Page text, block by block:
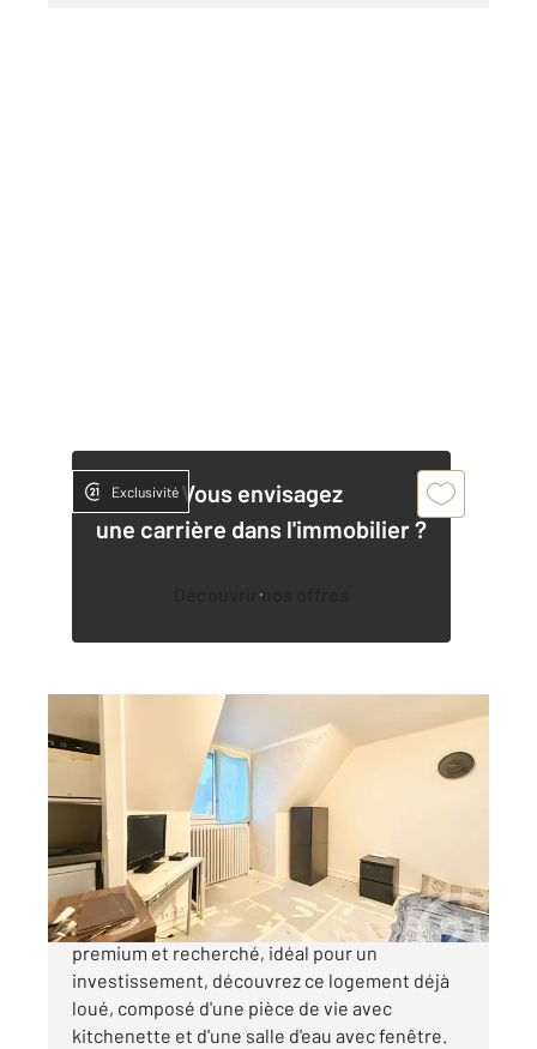
Vous envisagez
une carrière dans l'immobilier ?
Découvrir nos offres
Exclusivité
15,06 m
, 1 pièce
Appartement Studio à vendre
52 990 €
CHANTIERS NAVALS : Dans un secteur
premium et recherché, idéal pour un
investissement, découvrez ce logement déjà
loué, composé d'une pièce de vie avec
kitchenette et d'une salle d'eau avec fenêtre.